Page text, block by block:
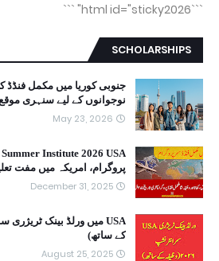
```html id="sticky2026"
```
SCHOLARSHIPS
نوجوانوں کے لیے سنہری
May 23, 2026
پروگرام، امریکہ میں مفت
December 31, 2025
کے ساتھ)
August 25, 2025